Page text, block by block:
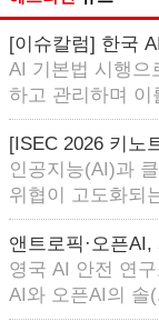
[이슈칼럼] 한국
AI 기본법 시행으
하고 관리하며 이
[ISEC 2026 키노
인공지능(AI)과
위협이 고도화되
앤트로픽·오픈
영국 AI 안전 연
AI와 오픈AI의 솔